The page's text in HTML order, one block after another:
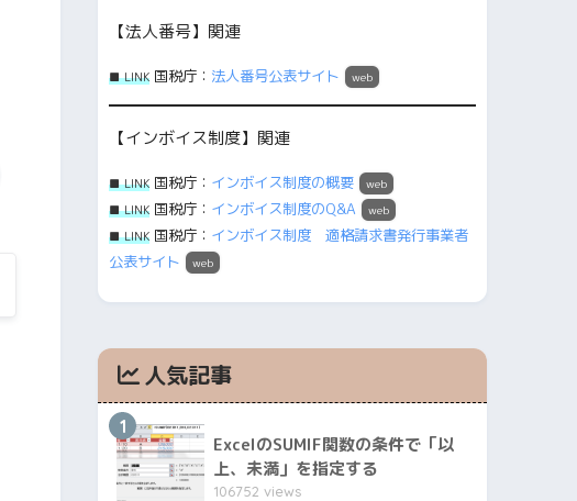
【法人番号】関連
■ LINK 国税庁： 法人番号公表サイト web
【インボイス制度】関連
■ LINK 国税庁： インボイス制度の概要 web
■ LINK 国税庁： インボイス制度のQ&A web
■ LINK 国税庁： インボイス制度 適格請求書発行事業者
公表サイト
web
人気記事
1
ExcelのSUMIF関数の条件で「以
上、未満」を指定する
106752 views